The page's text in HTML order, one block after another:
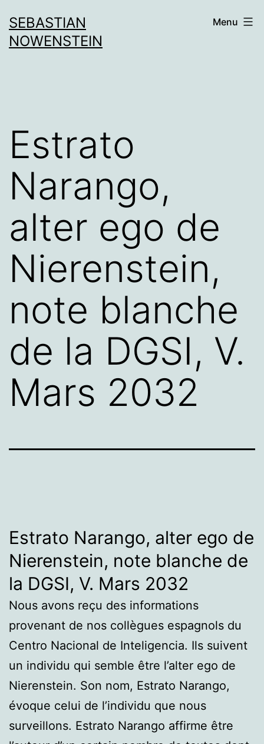
au
contenu
SEBASTIAN
NOWENSTEIN
Menu
Estrato
Narango,
alter ego de
Nierenstein,
note blanche
de la DGSI, V.
Mars 2032
Estrato Narango, alter ego de
Nierenstein, note blanche de
la DGSI, V. Mars 2032
Nous avons reçu des informations
provenant de nos collègues espagnols du
Centro Nacional de Inteligencia. Ils suivent
un individu qui semble être l’alter ego de
Nierenstein. Son nom, Estrato Narango,
évoque celui de l’individu que nous
surveillons. Estrato Narango affirme être